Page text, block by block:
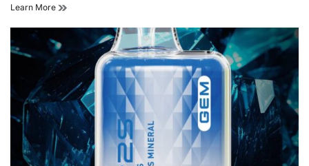
Learn More sp2s
一
次
子
煙
金
桔
檸
檬